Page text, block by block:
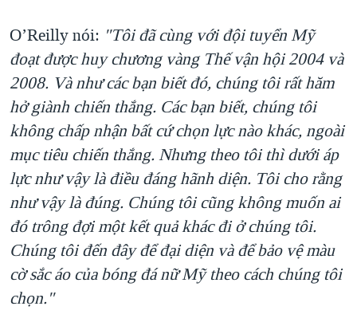
O’Reilly nói: "Tôi đã cùng với đội tuyển Mỹ
đoạt được huy chương vàng Thế vận hội 2004 và
2008. Và như các bạn biết đó, chúng tôi rất hăm
hở giành chiến thắng. Các bạn biết, chúng tôi
không chấp nhận bất cứ chọn lực nào khác, ngoài
mục tiêu chiến thắng. Nhưng theo tôi thì dưới áp
lực như vậy là điều đáng hãnh diện. Tôi cho rằng
như vậy là đúng. Chúng tôi cũng không muốn ai
đó trông đợi một kết quả khác đi ở chúng tôi.
Chúng tôi đến đây để đại diện và để bảo vệ màu
cờ sắc áo của bóng đá nữ Mỹ theo cách chúng tôi
chọn."